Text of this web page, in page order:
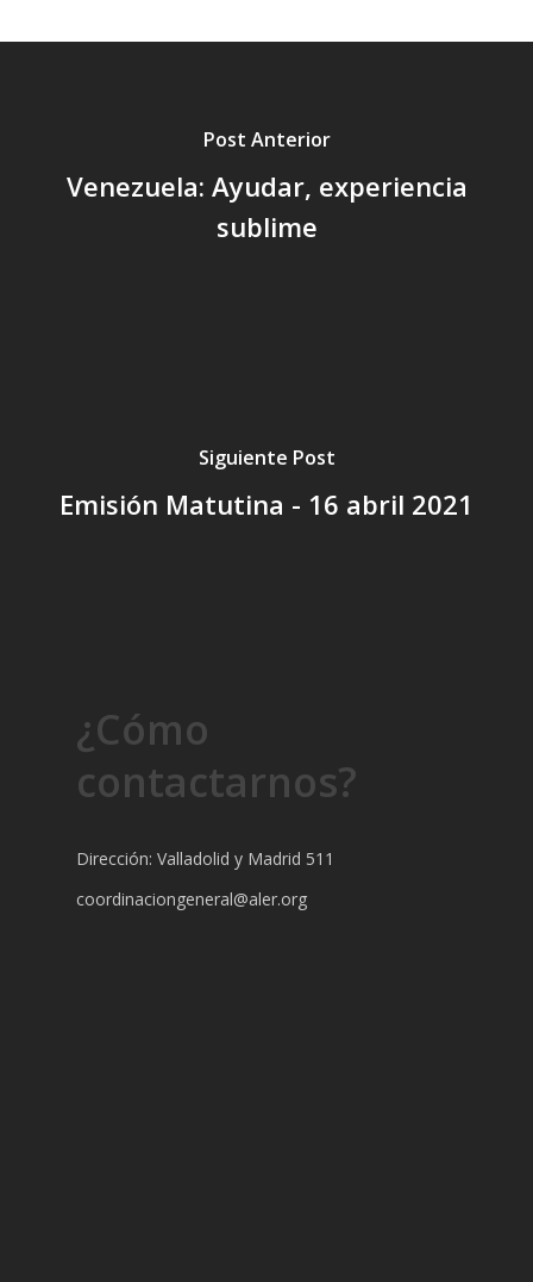
Post Anterior
Venezuela: Ayudar, experiencia
sublime
Siguiente Post
Emisión Matutina - 16 abril 2021
¿Cómo
contactarnos?
Dirección: Valladolid y Madrid 511
coordinaciongeneral@aler.org